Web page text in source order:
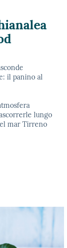
il panino al
lungo
mar Tirreno